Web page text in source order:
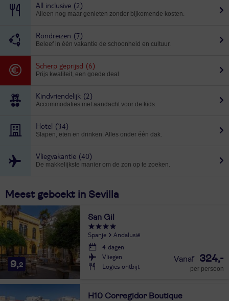
All inclusive (2)
Alleen nog maar genieten zonder bijkomende kosten.
Rondreizen (7)
Beleef in één vakantie de schoonheid en cultuur.
Scherp geprijsd (6)
Prijs kwaliteit, een goede deal
Kindvriendelijk (2)
Accommodaties met aandacht voor de kids.
Hotel (34)
Slapen, eten en drinken. Alles onder één dak.
Vliegvakantie (40)
De makkelijkste manier om de zon op te zoeken.
Meest geboekt in Sevilla
9,2
San Gil
Spanje
Andalusië
4 dagen
Vliegen
Logies ontbijt
324,-
per persoon
H10 Corregidor Boutique